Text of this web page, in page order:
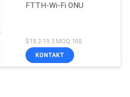
FTTH-Wi-Fi ONU
$18.2-19.5 MOQ:100
KONTAKT